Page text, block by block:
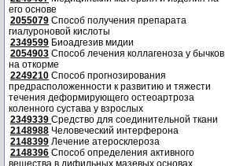
его основе
2055079 Способ получения препарата
гиалуроновой кислоты
2349599 Биоадгезив мидии
2054903 Способ лечения коллагеноза у бычков
на откорме
2249210 Способ прогнозирования
предрасположенности к развитию и тяжести
течения деформирующего остеоартроза
коленного сустава у взрослых
2349339 Средство для соединительной ткани
2148988 Человеческий интерферона
2148399 Лечение атеросклероза
2148396 Способ определения активного
вещества в дифильных мазевых основах